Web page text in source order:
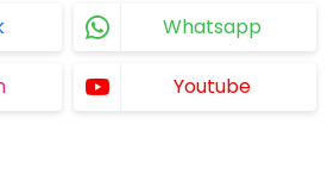
Whatsapp
Youtube